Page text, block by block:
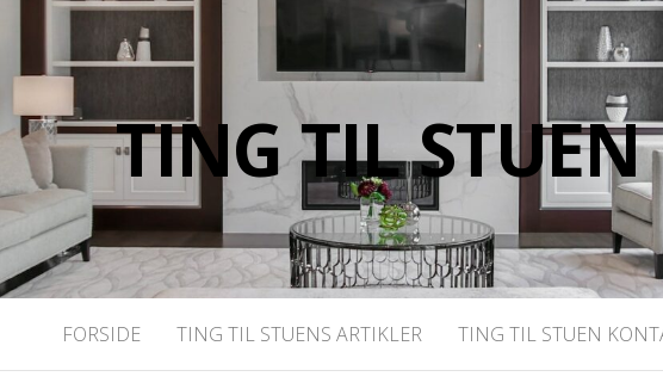
TING TIL STUEN
FORSIDE TING TIL STUENS ARTIKLER TING TIL STUEN